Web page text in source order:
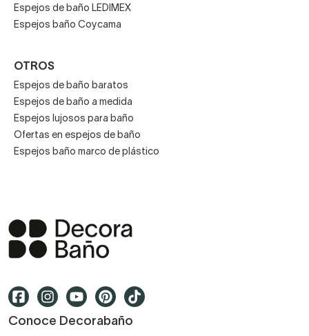
Espejos de baño LEDIMEX
Espejos baño Coycama
OTROS
Espejos de baño baratos
Espejos de baño a medida
Espejos lujosos para baño
Ofertas en espejos de baño
Espejos baño marco de plástico
Conoce Decorabaño